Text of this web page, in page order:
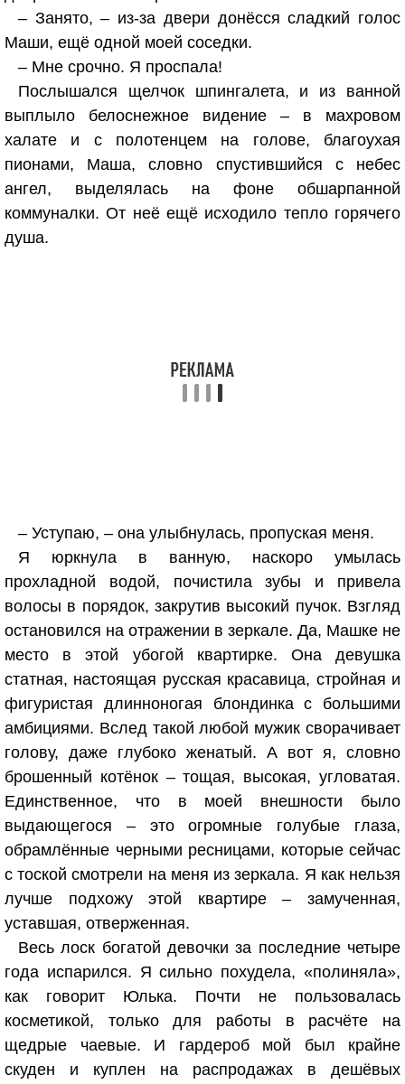
– Занято, – из-за двери донёсся сладкий голос
Маши, ещё одной моей соседки.
– Мне срочно. Я проспала!
Послышался щелчок шпингалета, и из ванной
выплыло белоснежное видение – в махровом
халате и с полотенцем на голове, благоухая
пионами, Маша, словно спустившийся с небес
ангел, выделялась на фоне обшарпанной
коммуналки. От неё ещё исходило тепло горячего
душа.
– Уступаю, – она улыбнулась, пропуская меня.
Я юркнула в ванную, наскоро умылась
прохладной водой, почистила зубы и привела
волосы в порядок, закрутив высокий пучок. Взгляд
остановился на отражении в зеркале. Да, Машке не
место в этой убогой квартирке. Она девушка
статная, настоящая русская красавица, стройная и
фигуристая длинноногая блондинка с большими
амбициями. Вслед такой любой мужик сворачивает
голову, даже глубоко женатый. А вот я, словно
брошенный котёнок – тощая, высокая, угловатая.
Единственное, что в моей внешности было
выдающегося – это огромные голубые глаза,
обрамлённые черными ресницами, которые сейчас
с тоской смотрели на меня из зеркала. Я как нельзя
лучше подхожу этой квартире – замученная,
уставшая, отверженная.
Весь лоск богатой девочки за последние четыре
года испарился. Я сильно похудела, «полиняла»,
как говорит Юлька. Почти не пользовалась
косметикой, только для работы в расчёте на
щедрые чаевые. И гардероб мой был крайне
скуден и куплен на распродажах в дешёвых